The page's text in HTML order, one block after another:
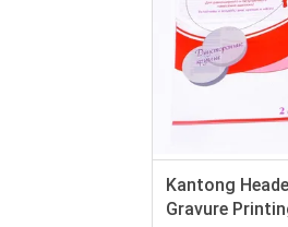
Kantong
Gravure